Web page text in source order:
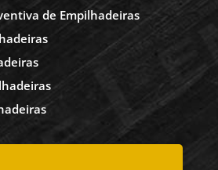
de Empilhadeiras